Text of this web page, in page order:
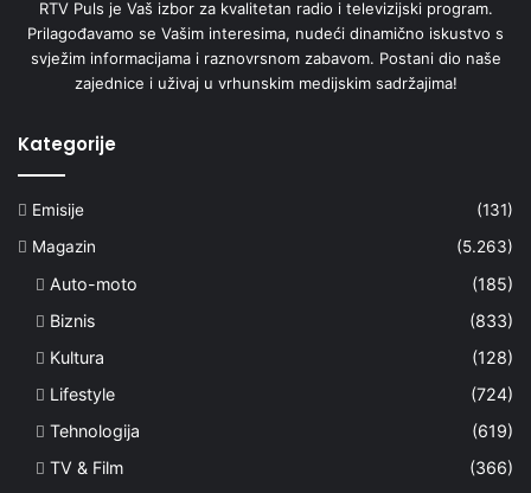
RTV Puls je Vaš izbor za kvalitetan radio i televizijski program.
Prilagođavamo se Vašim interesima, nudeći dinamično iskustvo s
svježim informacijama i raznovrsnom zabavom. Postani dio naše
zajednice i uživaj u vrhunskim medijskim sadržajima!
Kategorije
Emisije
(131)
Magazin
(5.263)
Auto-moto
(185)
Biznis
(833)
Kultura
(128)
Lifestyle
(724)
Tehnologija
(619)
TV & Film
(366)